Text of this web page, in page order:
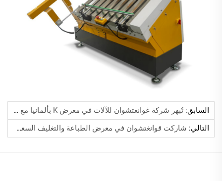
السابق: تُبهر شركة غوانغتشوان للآلات في معرض K بألمانيا مع حلول الذكية للطباعة والتغليف
التالي: شاركت قوانغتشوان في معرض الطباعة والتغليف السعودي